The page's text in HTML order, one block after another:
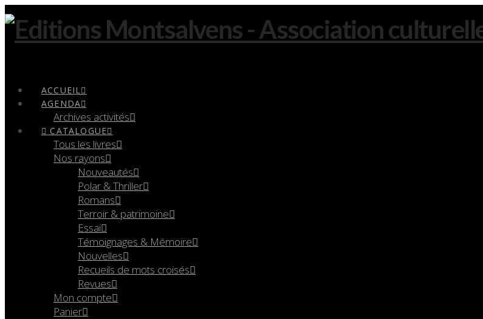
ACCUEIL
AGENDA
Archives activités
CATALOGUE
Tous les livres
Nos rayons
Nouveautés
Polar & Thriller
Romans
Terroir & patrimoine
Essai
Témoignages & Mémoire
Nouvelles
Recueils de mots croisés
Revues
Mon compte
Panier